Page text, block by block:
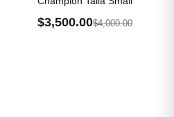
$3,500.00$4,000.00